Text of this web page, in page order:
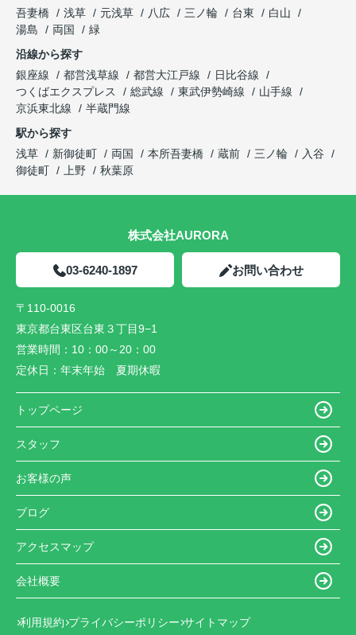
吾妻橋
浅草 元浅草 八広 三ノ輪 台東
白山
湯島
両国
緑
沿線から探す
銀座線
都営浅草線 都営大江戸線
日比谷線
つくばエクスプレス
総武線 東武伊勢崎線
山手線
京浜東北線
半蔵門線
駅から探す
浅草
新御徒町 両国 本所吾妻橋 蔵前 三ノ輪
入谷
御徒町
上野 秋葉原
株式会社AURORA
03-6240-1897 お問い合わせ
〒110-0016
東京都台東区台東３丁目9−1
営業時間： 10：00～20：00
定休日： 年末年始 夏期休暇
トップページ
スタッフ
お客様の声
ブログ
アクセスマップ
会社概要
利用規約 プライバシーポリシー サイトマップ